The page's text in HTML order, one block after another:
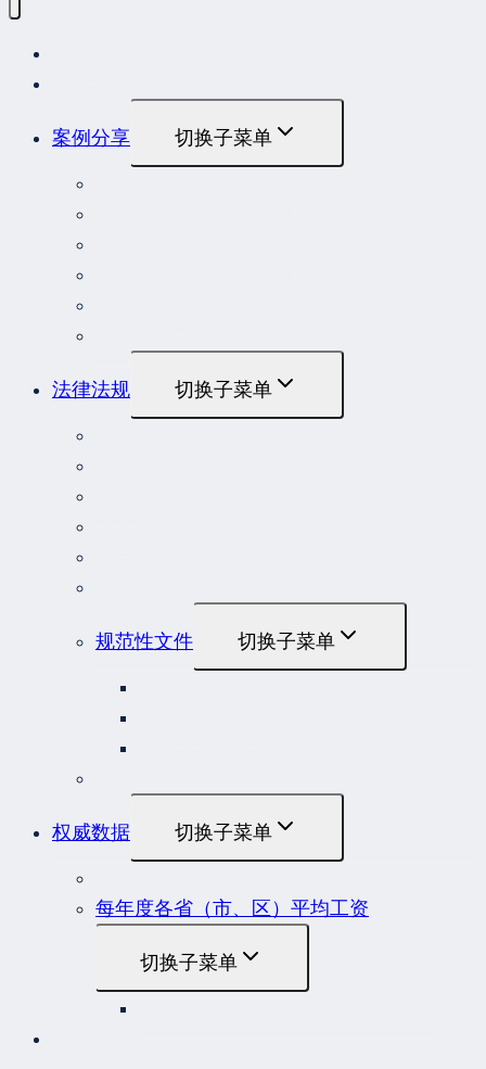
案例分享 切换子菜单
法律法规 切换子菜单
规范性文件 切换子菜单
权威数据 切换子菜单
每年度各省（市、区）平均工资
切换子菜单